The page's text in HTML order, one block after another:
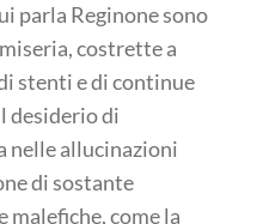
parla Reginone sono
costrette a
stenti e di continue
desiderio di
nelle allucinazioni
di sostante
malefiche, come la